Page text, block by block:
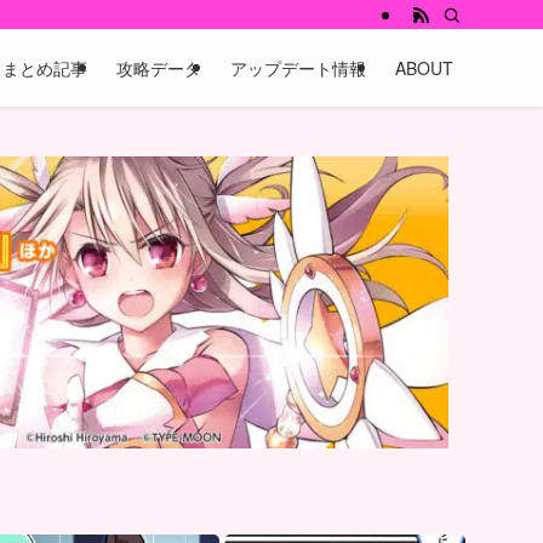
まとめ記事 攻略データ アップデート情報 ABOUT